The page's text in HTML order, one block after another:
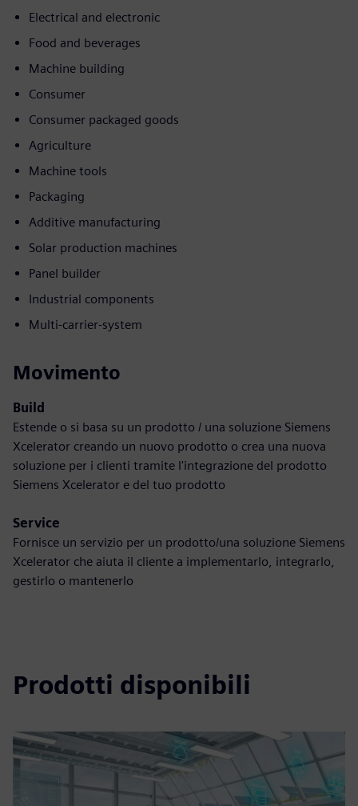
Electrical and electronic
Food and beverages
Machine building
Consumer
Consumer packaged goods
Agriculture
Machine tools
Packaging
Additive manufacturing
Solar production machines
Panel builder
Industrial components
Multi-carrier-system
Movimento
Build
Estende o si basa su un prodotto / una soluzione Siemens
Xcelerator creando un nuovo prodotto o crea una nuova
soluzione per i clienti tramite l'integrazione del prodotto
Siemens Xcelerator e del tuo prodotto
Service
Fornisce un servizio per un prodotto/una soluzione Siemens
Xcelerator che aiuta il cliente a implementarlo, integrarlo,
gestirlo o mantenerlo
Prodotti disponibili